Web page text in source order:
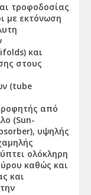
τροφοδοσίας
με εκτόνωση
και
στους
(tube
από
(Sun-
υψηλής
ολόκληρη
καθώς και
και